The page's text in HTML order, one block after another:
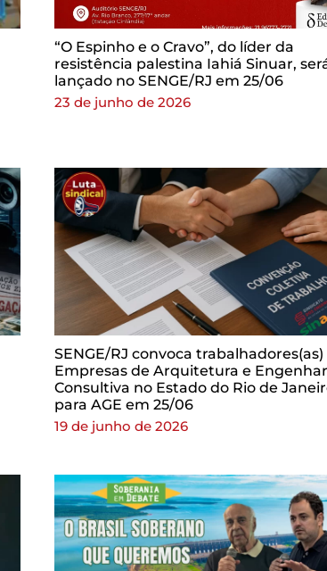
“O Espinho e o Cravo”, do líder da
resistência palestina Iahiá Sinuar,
lançado no SENGE/RJ em 25/06
23 de junho de 2026
SENGE/RJ convoca trabalhadores(as)
Empresas de Arquitetura e
Consultiva no Estado do Rio de
para AGE em 25/06
19 de junho de 2026